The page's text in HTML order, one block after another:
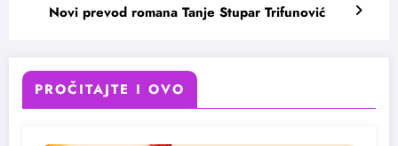
Novi prevod romana Tanje Stupar Trifunović
PROČITAJTE I OVO